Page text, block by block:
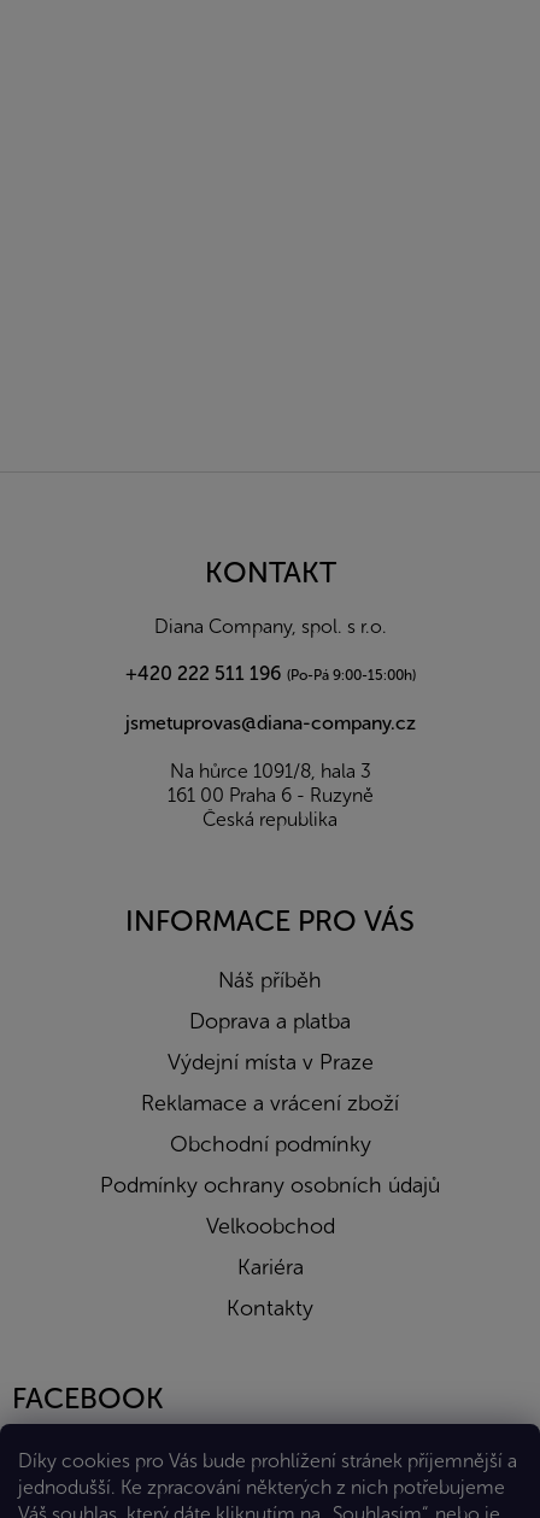
Díky cookies pro Vás bude prohlížení stránek příjemnější a
jednodušší. Ke zpracování některých z nich potřebujeme
KONTAKT
Diana Company, spol. s r.o.
+420 222 511 196 (Po-Pá 9:00-15:00h)
jsmetuprovas@diana-company.cz
Na hůrce 1091/8, hala 3
161 00 Praha 6 - Ruzyně
Česká republika
INFORMACE PRO VÁS
Náš příběh
Doprava a platba
Výdejní místa v Praze
Reklamace a vrácení zboží
Obchodní podmínky
Podmínky ochrany osobních údajů
Velkoobchod
Kariéra
Kontakty
FACEBOOK